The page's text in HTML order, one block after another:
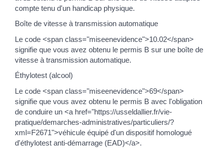
compte tenu d'un handicap physique.
Boîte de vitesse à transmission automatique
Le code <span class="miseenevidence">10.02</span>
signifie que vous avez obtenu le permis B sur une boîte de
vitesse à transmission automatique.
Éthylotest (alcool)
Le code <span class="miseenevidence">69</span>
signifie que vous avez obtenu le permis B avec l'obligation
de conduire un <a href="https://usseldallier.fr/vie-
pratique/demarches-administratives/particuliers/?
xml=F2671">véhicule équipé d'un dispositif homologué
d'éthylotest anti-démarrage (EAD)</a>.